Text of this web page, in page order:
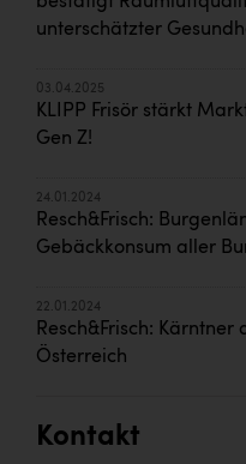
unterschätzter
03.04.2025
KLIPP Frisör stärkt
Gen Z!
24.01.2024
Resch&Frisch:
Gebäckkonsum aller
22.01.2024
Resch&Frisch:
Österreich
Kontakt